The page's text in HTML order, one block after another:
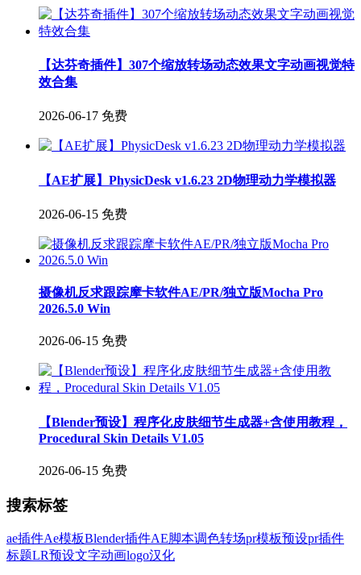
【达芬奇插件】307个缩放转场动态效果文字动画视觉特
效合集
2026-06-17 免费
【AE扩展】PhysicDesk v1.6.23 2D物理动力学模拟器
2026-06-15 免费
摄像机反求跟踪摩卡软件AE/PR/独立版Mocha Pro
2026.5.0 Win
2026-06-15 免费
【Blender预设】程序化皮肤细节生成器+含使用教程，
Procedural Skin Details V1.05
2026-06-15 免费
搜索标签
ae插件Ae模板Blender插件AE脚本调色转场pr模板预设pr插件
标题LR预设文字动画logo汉化